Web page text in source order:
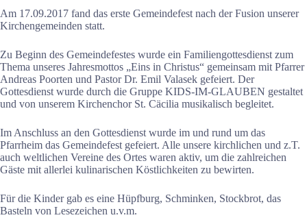
Am 17.09.2017 fand das erste Gemeindefest nach der Fusion unserer
Kirchengemeinden statt.
Zu Beginn des Gemeindefestes wurde ein Familiengottesdienst zum
Thema unseres Jahresmottos „Eins in Christus“ gemeinsam mit Pfarrer
Andreas Poorten und Pastor Dr. Emil Valasek gefeiert. Der
Gottesdienst wurde durch die Gruppe KIDS-IM-GLAUBEN gestaltet
und von unserem Kirchenchor St. Cäcilia musikalisch begleitet.
Im Anschluss an den Gottesdienst wurde im und rund um das
Pfarrheim das Gemeindefest gefeiert. Alle unsere kirchlichen und z.T.
auch weltlichen Vereine des Ortes waren aktiv, um die zahlreichen
Gäste mit allerlei kulinarischen Köstlichkeiten zu bewirten.
Für die Kinder gab es eine Hüpfburg, Schminken, Stockbrot, das
Basteln von Lesezeichen u.v.m.